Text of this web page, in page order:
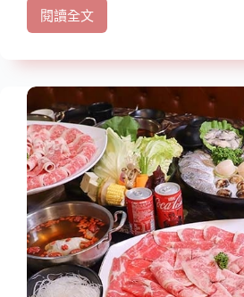
口
甘
醇
人
蔘
花
膠
蟲
草
雞
湯/
私
人
閱讀全文
【士
美
『亞
瑟
蘭
印
度
餐
廳』
近
芝
山
站/